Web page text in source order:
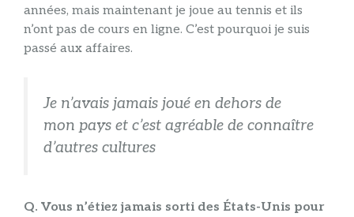
années, mais maintenant je joue au tennis et ils
n’ont pas de cours en ligne. C’est pourquoi je suis
passé aux affaires.
Je n’avais jamais joué en dehors de
mon pays et c’est agréable de connaître
d’autres cultures
Q. Vous n’étiez jamais sorti des États-Unis pour